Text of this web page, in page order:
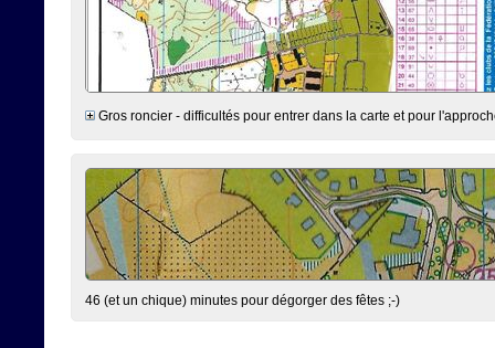
Gros roncier - difficultés pour entrer dans la carte et pour
46 (et un chique) minutes pour dégorger des fêtes ;-)